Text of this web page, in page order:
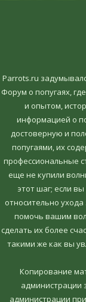
Parrots.ru
Форум о попугаях,
и опытом,
информацией о
достоверную и
попугаями, их
профессиональные
еще не купили
этот шаг; если
относительно
помочь вашим
сделать их более
такими же как вы
Копирование
администрации
администрации